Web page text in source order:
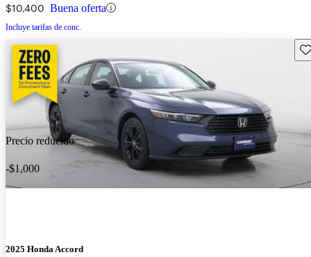
$10,400 Buena oferta
Incluye tarifas de conc.
Precio reducido
-$1,000
2025 Honda Accord